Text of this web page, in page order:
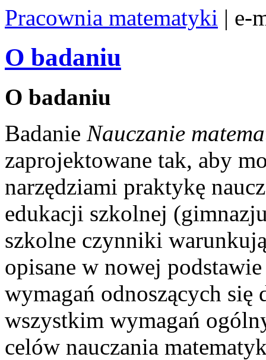
Pracownia matematyki | e-
O badaniu
O badaniu
Badanie Nauczanie
zaprojektowane tak, aby
narzędziami praktykę
edukacji szkolnej
szkolne czynniki
opisane w nowej
wymagań odnoszących się
wszystkim wymagań
celów nauczania